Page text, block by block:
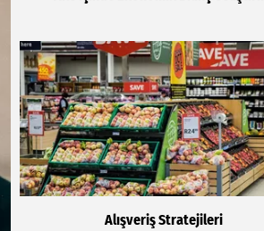
Alışveriş Stratejileri